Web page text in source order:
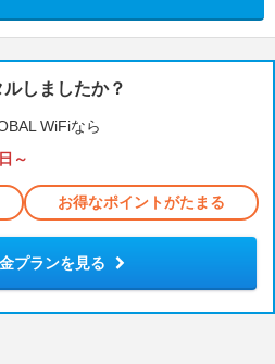
しましたか？
WiFiなら
～
お得なポイントがたまる
プランを見る